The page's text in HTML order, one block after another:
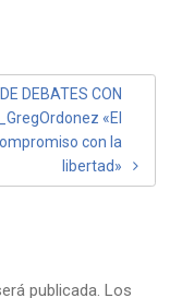
DEBATES CON
«El
con la
libertad»
publicada. Los